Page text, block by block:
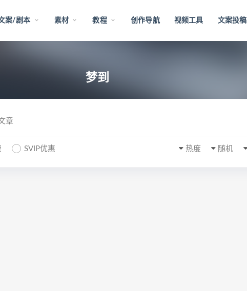
案/剧本 素材 教程 创作导航 视频工具 文案投稿
梦到
章
SVIP优惠 随机
热度